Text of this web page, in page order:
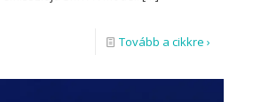
Tovább a cikkre ›